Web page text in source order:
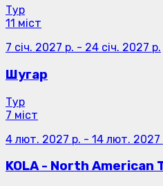
Тур
11 міст
7 січ. 2027 р. - 24 січ. 2027 р.
Шугар
Тур
7 міст
4 лют. 2027 р. - 14 лют. 2027
KOLA - North American